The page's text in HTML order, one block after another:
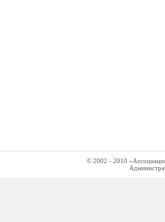
© 2002 - 2010 «Ассоциация